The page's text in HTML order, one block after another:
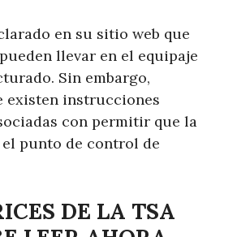
en su sitio web que
llevar en el equipaje
Sin embargo,
existen instrucciones
con permitir que la
el punto de control de
DE LA TSA